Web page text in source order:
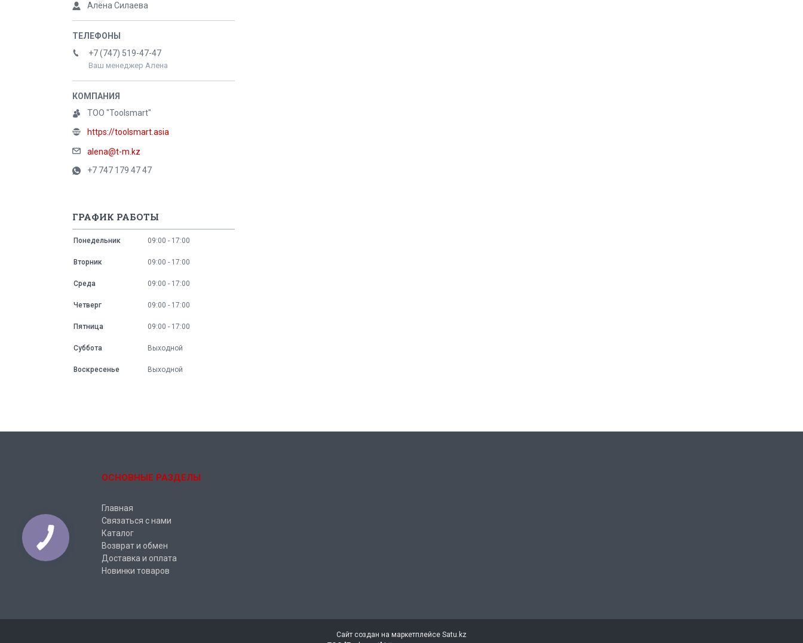
Алёна Силаева
+7 (747) 519-47-47
Ваш менеджер Алена
ТОО "Toolsmart"
https://toolsmart.asia
alena@t-m.kz
+7 747 179 47 47
ГРАФИК РАБОТЫ
Понедельник 09:00 17:00
Вторник 09:00 17:00
Среда 09:00 17:00
Четверг 09:00 17:00
Пятница 09:00 17:00
Суббота Выходной
Воскресенье Выходной
ОСНОВНЫЕ РАЗДЕЛЫ
Главная
Связаться с нами
Каталог
Возврат и обмен
Доставка и оплата
Новинки товаров
Сайт создан на маркетплейсе Satu.kz